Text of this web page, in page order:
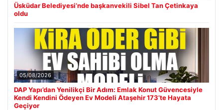
Üsküdar Belediyesi’nde başkanvekili Sibel Tan Çetinkaya
oldu
05/08/2026
DAP Yapı’dan Yenilikçi Bir Adım: Emlak Konut Güvencesiyle
Kendi Kendini Ödeyen Ev Modeli Ataşehir 173’te Hayata
Geçiyor